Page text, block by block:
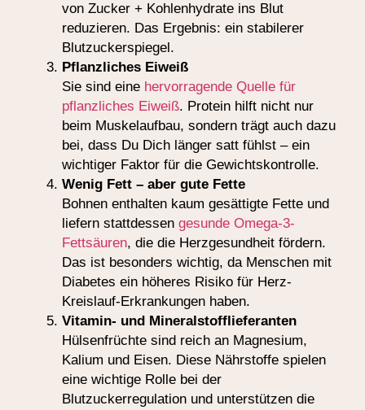
von Zucker + Kohlenhydrate ins Blut
reduzieren. Das Ergebnis: ein stabilerer
Blutzuckerspiegel.
Pflanzliches Eiweiß
Sie sind eine hervorragende Quelle für
pflanzliches Eiweiß. Protein hilft nicht nur
beim Muskelaufbau, sondern trägt auch dazu
bei, dass Du Dich länger satt fühlst – ein
wichtiger Faktor für die Gewichtskontrolle.
Wenig Fett – aber gute Fette
Bohnen enthalten kaum gesättigte Fette und
liefern stattdessen gesunde Omega-3-
Fettsäuren, die die Herzgesundheit fördern.
Das ist besonders wichtig, da Menschen mit
Diabetes ein höheres Risiko für Herz-
Kreislauf-Erkrankungen haben.
Vitamin- und Mineralstofflieferanten
Hülsenfrüchte sind reich an Magnesium,
Kalium und Eisen. Diese Nährstoffe spielen
eine wichtige Rolle bei der
Blutzuckerregulation und unterstützen die